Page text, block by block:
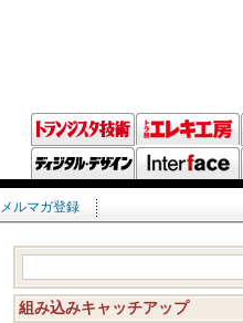
メルマガ登録
組み込みキャッチアップ